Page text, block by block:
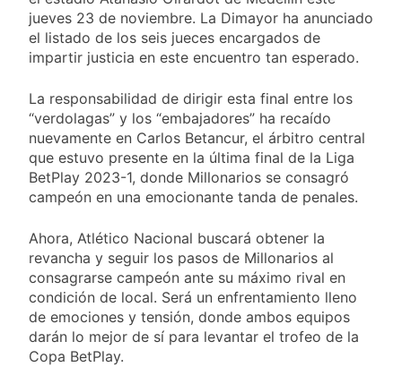
jueves 23 de noviembre. La Dimayor ha anunciado
el listado de los seis jueces encargados de
impartir justicia en este encuentro tan esperado.
La responsabilidad de dirigir esta final entre los
“verdolagas” y los “embajadores” ha recaído
nuevamente en Carlos Betancur, el árbitro central
que estuvo presente en la última final de la Liga
BetPlay 2023-1, donde Millonarios se consagró
campeón en una emocionante tanda de penales.
Ahora, Atlético Nacional buscará obtener la
revancha y seguir los pasos de Millonarios al
consagrarse campeón ante su máximo rival en
condición de local. Será un enfrentamiento lleno
de emociones y tensión, donde ambos equipos
darán lo mejor de sí para levantar el trofeo de la
Copa BetPlay.